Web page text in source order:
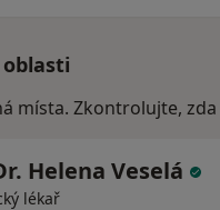
místa. Zkontrolujte,
Helena Veselá
lékař